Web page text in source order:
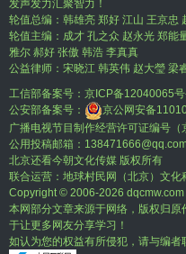
发声发力汇聚智力！
轮值总编：韩雄亮 郑好 江山 王京忠
轮值主编：成才 孔之众 赵永光 郑能
雅尔 郝好 张傲 韩浩 李真真
公益律师：宋晓江 韩英伟 赵大瑩 梁
工信部备案号： 京ICP备12040065
公安部备案号：
京公网安备
广播电视节目制作经营许可证编号
公用投稿邮箱：
北京还看今朝文化传媒 版权所有
联合运营：地球村民网（北京）文化
Copyright © 2006-2026
本网部分文章来源于网络，版权归
于让更多网友分享学习！
如认为您的权益有所侵犯，请与编者